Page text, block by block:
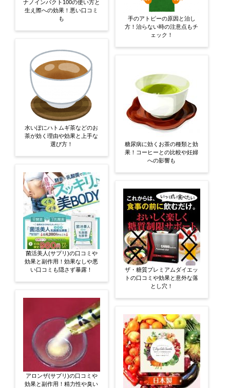
ナノインパクト100の使い方と
生え際への効果！悪い口コミ
も
水いぼにハトムギ茶などのお
茶が効く理由や効果と上手な
選び方！
菌活美人(サプリ)の口コミや
効果と副作用！効果なしや悪
い口コミも隠さず暴露！
アロンザ(サプリ)の口コミや
効果と副作用！精力性や臭い
手のアトピーの原因と治し
方！治らない時の注意点もチ
ェック！
糖尿病に効くお茶の種類と効
果！コーヒーとの比較や妊婦
への影響も
ザ・糖質プレミアムダイエッ
トの口コミや効果と意外な落
とし穴！